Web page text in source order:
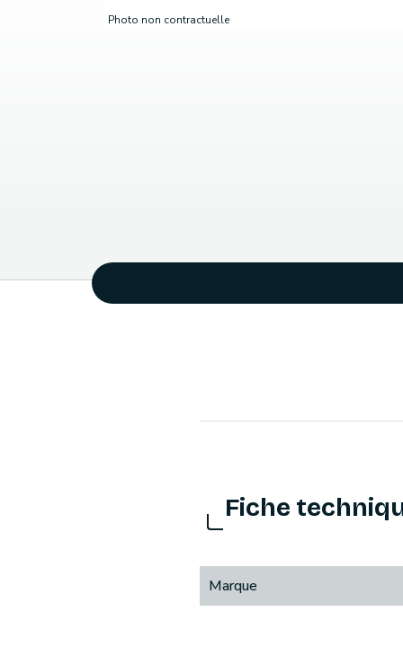
Photo non contractuelle
Fiche
Marque